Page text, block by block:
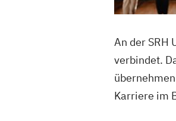
An der
verbindet.
Karriere im